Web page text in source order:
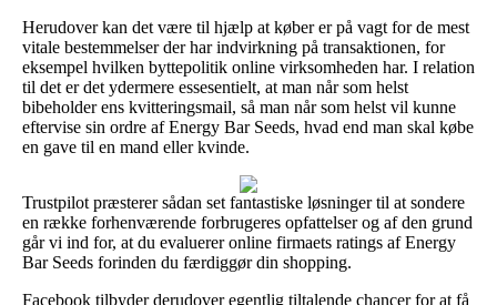
Herudover kan det være til hjælp at køber er på vagt for de mest
vitale bestemmelser der har indvirkning på transaktionen, for
eksempel hvilken byttepolitik online virksomheden har. I relation
til det er det ydermere essesentielt, at man når som helst
bibeholder ens kvitteringsmail, så man når som helst vil kunne
eftervise sin ordre af Energy Bar Seeds, hvad end man skal købe
en gave til en mand eller kvinde.
Trustpilot præsterer sådan set fantastiske løsninger til at sondere
en række forhenværende forbrugeres opfattelser og af den grund
går vi ind for, at du evaluerer online firmaets ratings af Energy
Bar Seeds forinden du færdiggør din shopping.
Facebook tilbyder derudover egentlig tiltalende chancer for at få